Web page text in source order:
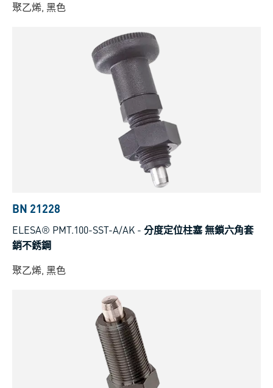
聚乙烯, 黑色
BN 21228
ELESA® PMT.100-SST-A/AK - 分度定位柱塞 無鎖六角套
銷不銹鋼
聚乙烯, 黑色